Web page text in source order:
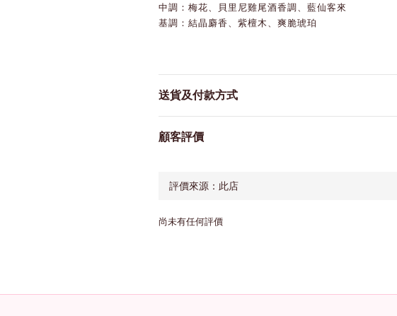
中調：梅花、貝里尼雞尾酒香調、藍仙客來
基調：結晶麝香、紫檀木、爽脆琥珀
送貨及付款方式
顧客評價
尚未有任何評價